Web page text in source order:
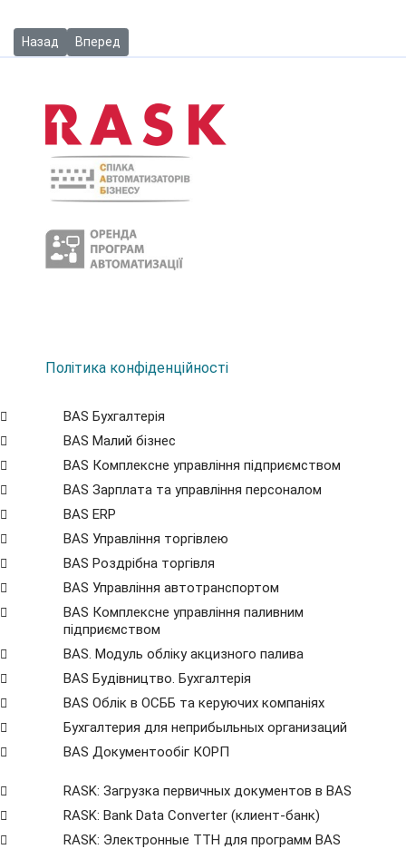
Предыдущий: Внедрение единой системы управления и учета
Назад Следующий: Создание единой системы для
Вперед
Політика конфіденційності
BAS Бухгалтерія
BAS Малий бізнес
BAS Комплексне управління підприємством
BAS Зарплата та управління персоналом
BAS ERP
BAS Управління торгівлею
BAS Роздрібна торгівля
BAS Управління автотранспортом
BAS Комплексне управління паливним
підприємством
BAS. Модуль обліку акцизного палива
BAS Будівництво. Бухгалтерія
BAS Облік в ОСББ та керуючих компаніях
Бухгалтерия для неприбыльных организаций
BAS Документообіг КОРП
RASK: Загрузка первичных документов в BAS
RASK: Bank Data Сonverter (клиент-банк)
RASK: Электронные ТТН для программ BAS